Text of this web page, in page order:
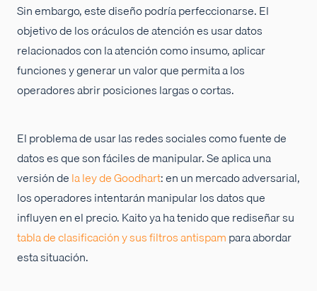
Sin embargo, este diseño podría perfeccionarse. El
objetivo de los oráculos de atención es usar datos
relacionados con la atención como insumo, aplicar
funciones y generar un valor que permita a los
operadores abrir posiciones largas o cortas.
El problema de usar las redes sociales como fuente de
datos es que son fáciles de manipular. Se aplica una
versión dela ley de Goodhart: en un mercado adversarial,
los operadores intentarán manipular los datos que
influyen en el precio. Kaito ya ha tenido que rediseñar su
tabla de clasificación y sus filtros antispampara abordar
esta situación.